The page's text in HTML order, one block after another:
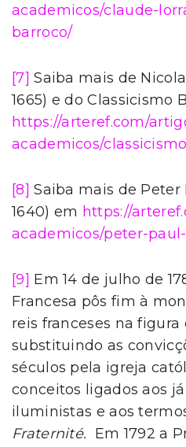
academicos/claude-
barroco/
[7] Saiba mais de
1665) e do Classicismo
https://arteref.com/
academicos/
[8] Saiba mais de Peter
1640) em https://
academicos/peter-
[9] Em 14 de julho de
Francesa pôs fim à
reis franceses na figura
substituindo as
séculos pela igreja
conceitos ligados aos
iluministas e aos
Fraternité. Em 1792 a